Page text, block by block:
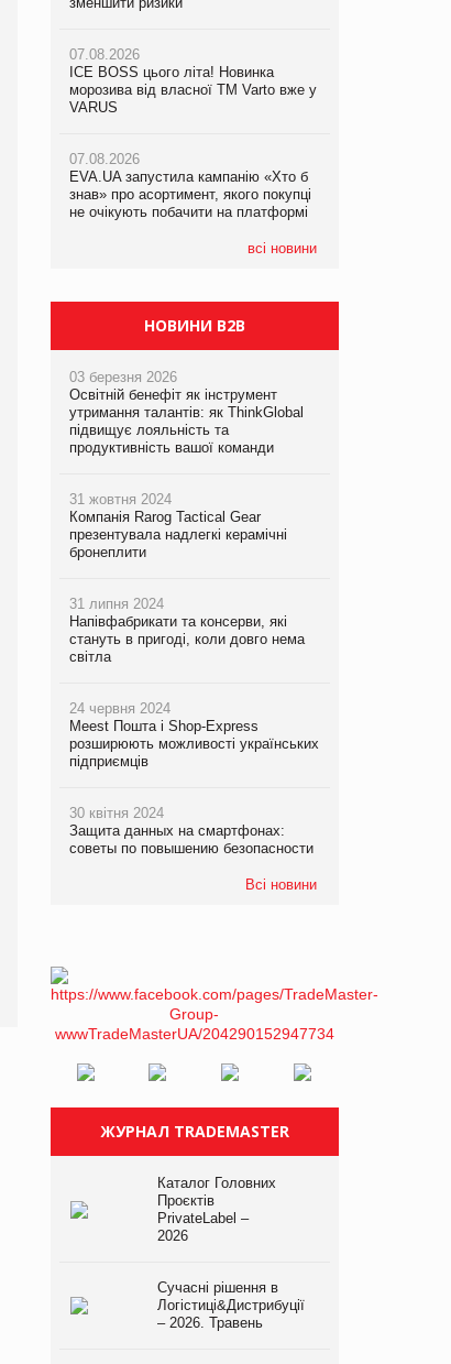
07.08.2026
ICE BOSS цього літа! Новинка
морозива від власної ТМ Varto вже у
VARUS
07.08.2026
EVA.UA запустила кампанію «Хто б
знав» про асортимент, якого покупці
не очікують побачити на платформі
всі новини
06.08.2026
Смачна новинка для хвостатих: у
VARUS з’явилися паучі Varto Paw
05.08.2026
Мережа супермаркетів VARUS купує
мережу магазинів формату
компанія налічуватиме 374 магазини
07.08.2026
Франція заборонила рекламні дзвінки
НОВИНИ B2B
03 березня 2026
Освітній бенефіт як інструмент
утримання талантів: як ThinkGlobal
підвищує лояльність та
продуктивність вашої команди
31 жовтня 2024
Компанія Rarog Tactical Gear
презентувала надлегкі керамічні
бронеплити
31 липня 2024
Напівфабрикати та консерви, які
стануть в пригоді, коли довго нема
світла
24 червня 2024
Meest Пошта і Shop-Express
розширюють можливості українських
підприємців
30 квітня 2024
Защита данных на смартфонах:
советы по повышению безопасности
Всі новини
ЖУРНАЛ TRADEMASTER
Каталог Головних
Проєктів
PrivateLabel –
2026
Сучасні рішення в
Логістиці&Дистрибуції
– 2026. Травень